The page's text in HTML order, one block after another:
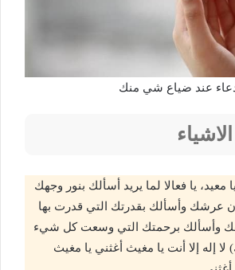
عند ضياع شي منك
معيد، يا فعالا لما يريد أسألك بنور وجهك
عرشك وأسألك بقدرتك التي قدرت بها
وأسألك برحمتك التي وسعت كل شيء
إله إلا أنت يا مغيث أغثني يا مغيث